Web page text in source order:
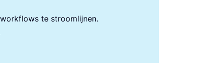
te stroomlijnen.